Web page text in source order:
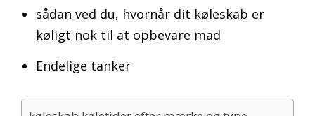
sådan ved du, hvornår dit køleskab er
køligt nok til at opbevare mad
Endelige tanker